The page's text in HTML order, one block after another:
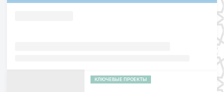
КЛЮЧЕВЫЕ ПРОЕКТЫ